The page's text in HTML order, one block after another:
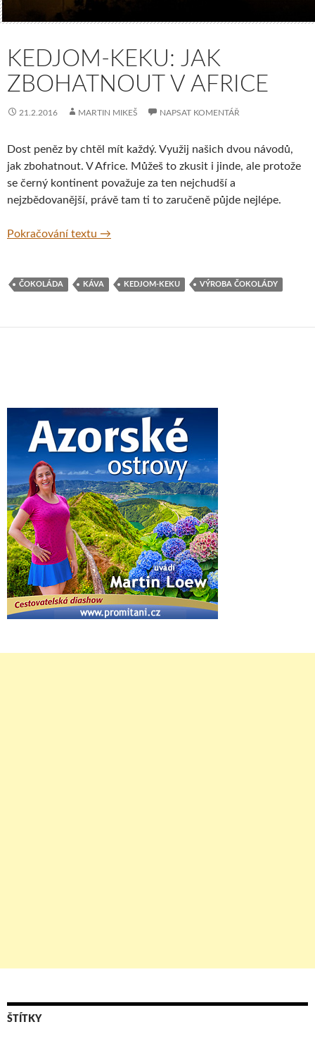
KEDJOM-KEKU: JAK
ZBOHATNOUT V AFRICE
21.2.2016 MARTIN MIKEŠ NAPSAT KOMENTÁŘ
Dost peněz by chtěl mít každý. Využij našich dvou návodů,
jak zbohatnout. V Africe. Můžeš to zkusit i jinde, ale protože
se černý kontinent považuje za ten nejchudší a
nejzbědovanější, právě tam ti to zaručeně půjde nejlépe.
Pokračování textu Kedjom-Keku: Jak zbohatnout v Africe
→
ČOKOLÁDA KÁVA KEDJOM-KEKU VÝROBA ČOKOLÁDY
ŠTÍTKY